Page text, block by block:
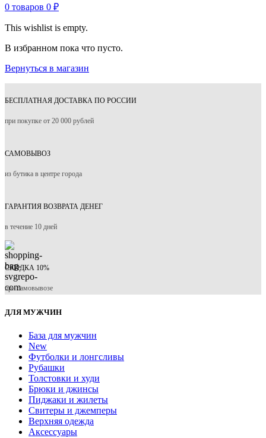
0 товаров 0 ₽
This wishlist is empty.
В избранном пока что пусто.
Вернуться в магазин
БЕСПЛАТНАЯ ДОСТАВКА ПО РОССИИ
при покупке от 20 000 рублей
САМОВЫВОЗ
из бутика в центре города
ГАРАНТИЯ ВОЗВРАТА ДЕНЕГ
в течение 10 дней
СКИДКА 10%
при самовывозе
ДЛЯ МУЖЧИН
База для мужчин
New
Футболки и лонгсливы
Рубашки
Толстовки и худи
Брюки и джинсы
Пиджаки и жилеты
Свитеры и джемперы
Верхняя одежда
Аксессуары